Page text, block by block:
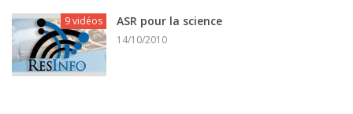
9 vidéos ASR pour la science
14/10/2010